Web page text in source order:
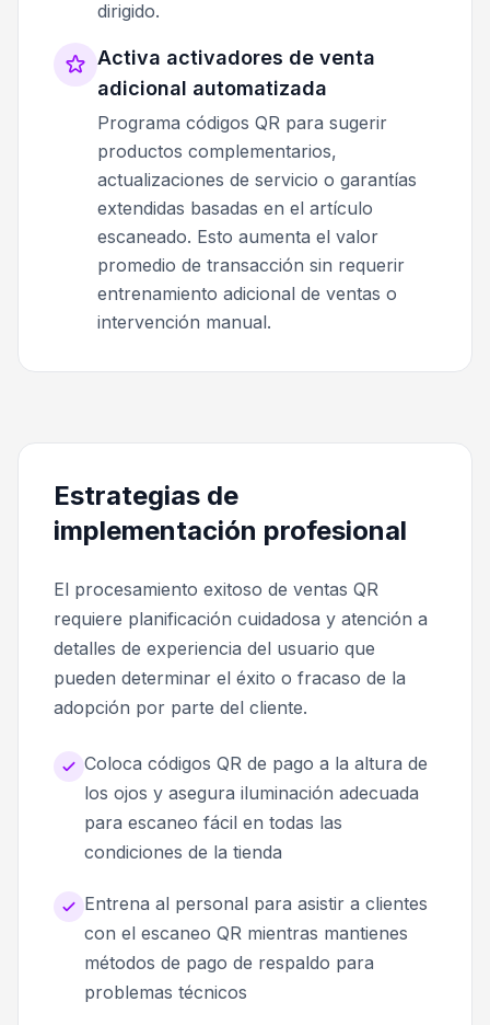
dirigido.
Activa activadores de venta
adicional automatizada
Programa códigos QR para sugerir
productos complementarios,
actualizaciones de servicio o garantías
extendidas basadas en el artículo
escaneado. Esto aumenta el valor
promedio de transacción sin requerir
entrenamiento adicional de ventas o
intervención manual.
Estrategias de
implementación profesional
El procesamiento exitoso de ventas QR
requiere planificación cuidadosa y atención a
detalles de experiencia del usuario que
pueden determinar el éxito o fracaso de la
adopción por parte del cliente.
Coloca códigos QR de pago a la altura de
los ojos y asegura iluminación adecuada
para escaneo fácil en todas las
condiciones de la tienda
Entrena al personal para asistir a clientes
con el escaneo QR mientras mantienes
métodos de pago de respaldo para
problemas técnicos